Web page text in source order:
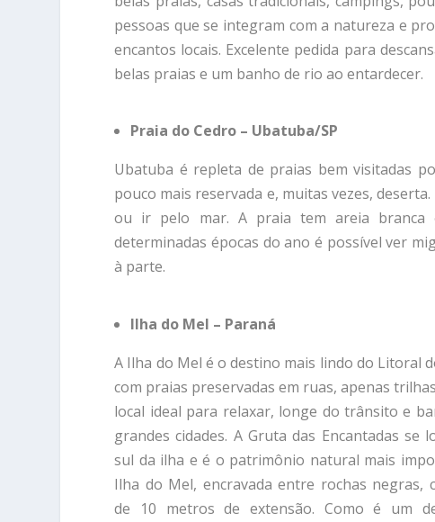
pessoas que se integram com a natureza e
encantos locais. Excelente pedida para
belas praias e um banho de rio ao entardecer.
Praia do Cedro – Ubatuba/SP
Ubatuba é repleta de praias bem visitadas
pouco mais reservada e, muitas vezes,
ou ir pelo mar. A praia tem areia branca
determinadas épocas do ano é possível ver
à parte.
Ilha do Mel – Paraná
A Ilha do Mel é o destino mais lindo do Litoral
com praias preservadas em ruas, apenas
local ideal para relaxar, longe do trânsito e
grandes cidades. A Gruta das Encantadas se
sul da ilha e é o patrimônio natural mais
Ilha do Mel, encravada entre rochas negras,
de 10 metros de extensão. Como é um